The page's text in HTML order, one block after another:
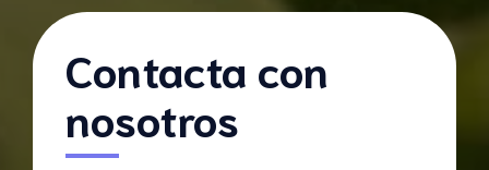
Contacta con
nosotros